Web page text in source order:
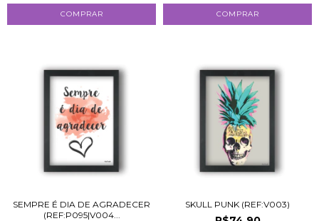
COMPRAR COMPRAR
SEMPRE É DIA DE AGRADECER
(REF:P095|V004...
SKULL PUNK (REF:V003)